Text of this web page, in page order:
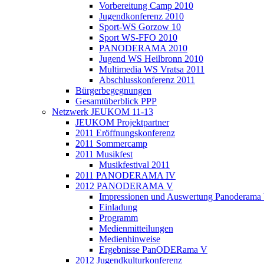
Vorbereitung Camp 2010
Jugendkonferenz 2010
Sport-WS Gorzow 10
Sport WS-FFO 2010
PANODERAMA 2010
Jugend WS Heilbronn 2010
Multimedia WS Vratsa 2011
Abschlusskonferenz 2011
Bürgerbegegnungen
Gesamtüberblick PPP
Netzwerk JEUKOM 11-13
JEUKOM Projektpartner
2011 Eröffnungskonferenz
2011 Sommercamp
2011 Musikfest
Musikfestival 2011
2011 PANODERAMA IV
2012 PANODERAMA V
Impressionen und Auswertung
Einladung
Programm
Medienmitteilungen
Medienhinweise
Ergebnisse PanODERama V
2012 Jugendkulturkonferenz